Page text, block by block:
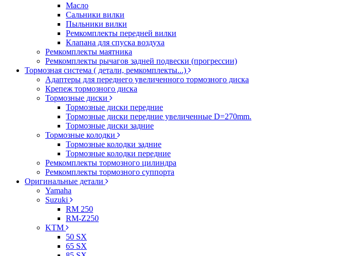
Масло
Сальники вилки
Пыльники вилки
Ремкомплекты передней вилки
Клапана для спуска воздуха
Ремкомплекты маятника
Ремкомплекты рычагов задней подвески (прогрессии)
Тормозная система ( детали, ремкомплекты...)
Адаптеры для переднего увеличенного тормозного диска
Крепеж тормозного диска
Тормозные диски
Тормозные диски передние
Тормозные диски передние увеличенные D=270mm.
Тормозные диски задние
Тормозные колодки
Тормозные колодки задние
Тормозные колодки передние
Ремкомплекты тормозного цилиндра
Ремкомплекты тормозного суппорта
Оригинальные детали
Yamaha
Suzuki
RM 250
RM-Z250
KTM
50 SX
65 SX